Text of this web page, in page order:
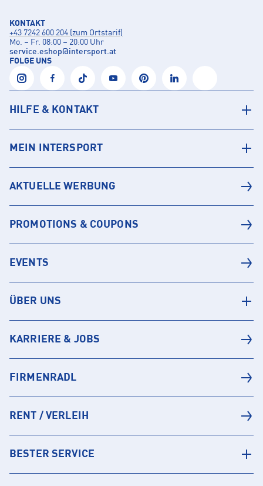
KONTAKT
+43 7242 600 204 (zum Ortstarif)
Mo. – Fr. 08:00 – 20:00 Uhr
service.eshop@intersport.at
FOLGE UNS
HILFE & KONTAKT
MEIN INTERSPORT
AKTUELLE WERBUNG
PROMOTIONS & COUPONS
EVENTS
ÜBER UNS
KARRIERE & JOBS
FIRMENRADL
RENT / VERLEIH
BESTER SERVICE